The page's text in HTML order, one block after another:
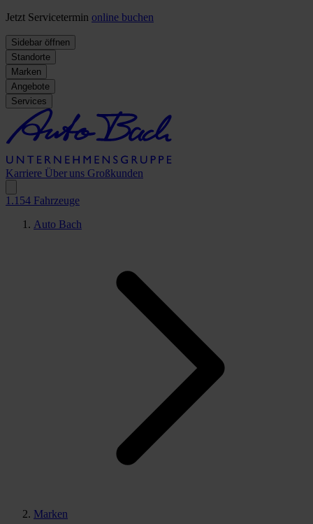
Jetzt Servicetermin online buchen
Sidebar öffnen
Standorte
Marken
Angebote
Services
Karriere Über uns Großkunden
1.154 Fahrzeuge
Auto Bach
Marken